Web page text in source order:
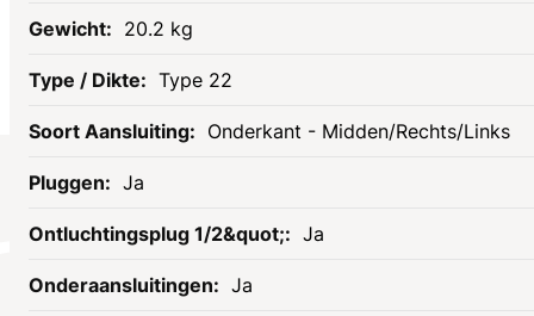
20.2 kg
Type 22
Onderkant - Midden/Rechts/Links
Ja
Ja
Ja